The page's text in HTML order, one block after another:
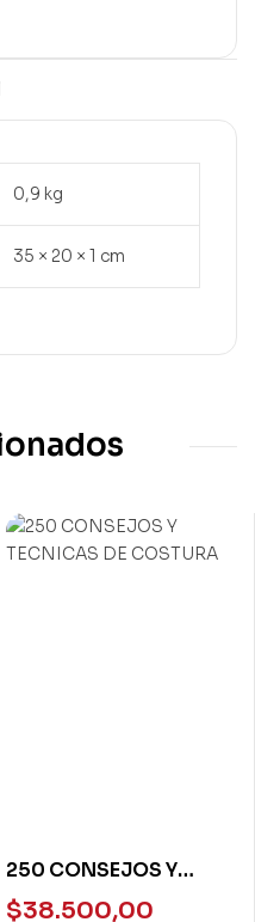
0,9 kg
35 × 20 × 1 cm
250 CONSEJOS Y
TECNICAS DE
$38.500,00